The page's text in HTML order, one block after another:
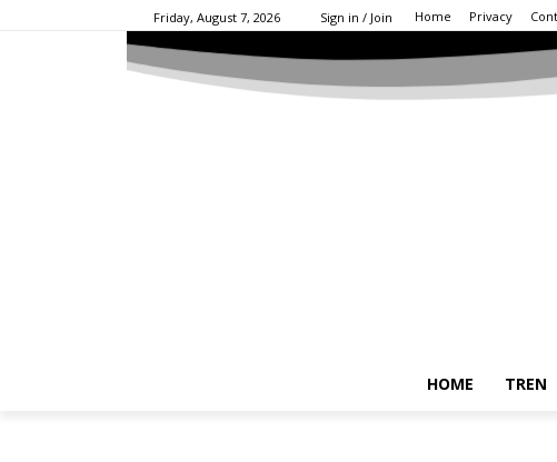
Friday, August 7, 2026 Sign in / Join Home Privacy
HOME TREN